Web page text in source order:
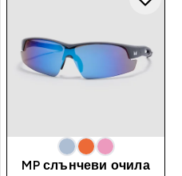
MP слънчеви очила